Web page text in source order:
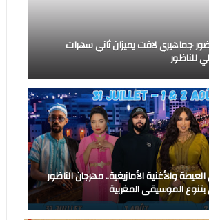
جماهيري لافت يميزان ثاني سهرات
للناظور
والأغنية الأمازيغية.. مهرجان الناظور
الموسيقى المغربية